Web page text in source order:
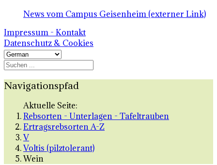
News vom Campus Geisenheim (externer Link)
Impressum - Kontakt
Datenschutz & Cookies
Navigationspfad
Aktuelle Seite:
Rebsorten - Unterlagen - Tafeltrauben
Ertragsrebsorten A-Z
V
Voltis (pilztolerant)
Wein